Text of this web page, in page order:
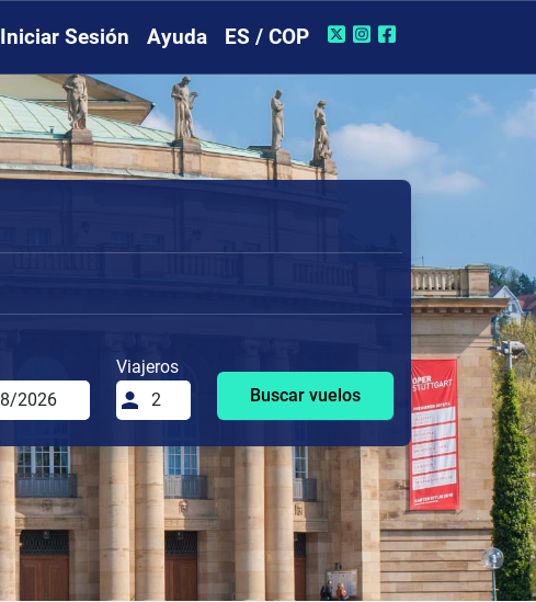
Iniciar Sesión Ayuda ES / COP
Viajeros
Buscar vuelos